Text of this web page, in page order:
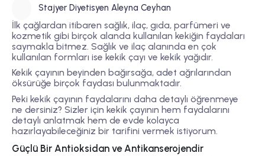
Stajyer Diyetisyen Aleyna Ceyhan
İlk çağlardan itibaren sağlık, ilaç, gıda, parfümeri ve
kozmetik gibi birçok alanda kullanılan kekiğin faydaları
saymakla bitmez. Sağlık ve ilaç alanında en çok
kullanılan formları ise kekik çayı ve kekik yağıdır.
Kekik çayının beyinden bağırsağa, adet ağrılarından
öksürüğe birçok faydası bulunmaktadır.
Peki kekik çayının faydalarını daha detaylı öğrenmeye
ne dersiniz? Sizler için kekik çayının hem faydalarını
detaylı anlatmak hem de evde kolayca
hazırlayabileceğiniz bir tarifini vermek istiyorum.
Güçlü Bir Antioksidan ve Antikanserojendir